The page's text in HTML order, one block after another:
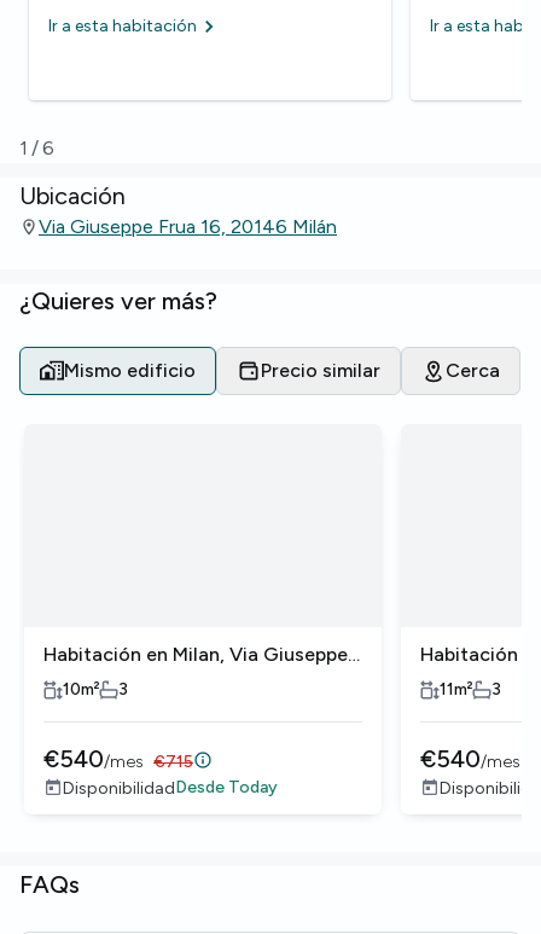
Ir a esta habitación Ir a esta
1/6
Ubicación
Via Giuseppe Frua 16, 20146 Milán
¿Quieres ver más?
Mismo edificio Precio similar Cerca
Habitación en Milan, Via Giuseppe
Frua
10m² 3
€540/mes €715
DisponibilidadDesde Today
Habitación
Frua
11m² 3
€540/mes
FAQs